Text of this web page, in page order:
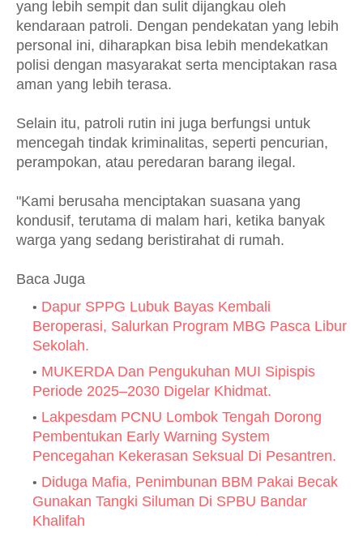
yang lebih sempit dan sulit dijangkau oleh
kendaraan patroli. Dengan pendekatan yang lebih
personal ini, diharapkan bisa lebih mendekatkan
polisi dengan masyarakat serta menciptakan rasa
aman yang lebih terasa.
Selain itu, patroli rutin ini juga berfungsi untuk
mencegah tindak kriminalitas, seperti pencurian,
perampokan, atau peredaran barang ilegal.
"Kami berusaha menciptakan suasana yang
kondusif, terutama di malam hari, ketika banyak
warga yang sedang beristirahat di rumah.
Baca Juga
Dapur SPPG Lubuk Bayas Kembali
Beroperasi, Salurkan Program MBG Pasca Libur
Sekolah.
MUKERDA Dan Pengukuhan MUI Sipispis
Periode 2025–2030 Digelar Khidmat.
Lakpesdam PCNU Lombok Tengah Dorong
Pembentukan Early Warning System
Pencegahan Kekerasan Seksual Di Pesantren.
Diduga Mafia, Penimbunan BBM Pakai Becak
Gunakan Tangki Siluman Di SPBU Bandar
Khalifah